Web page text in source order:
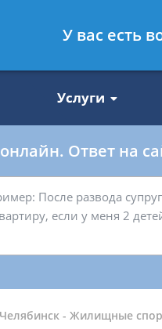
509-27-47
Услуги
Ответ на
Челябинск - Жилищные
У вас есть